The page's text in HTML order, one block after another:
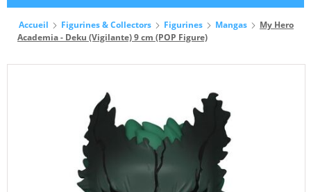
Accueil Figurines & Collectors Figurines Mangas
My Hero
Academia - Deku (Vigilante) 9 cm (POP Figure)